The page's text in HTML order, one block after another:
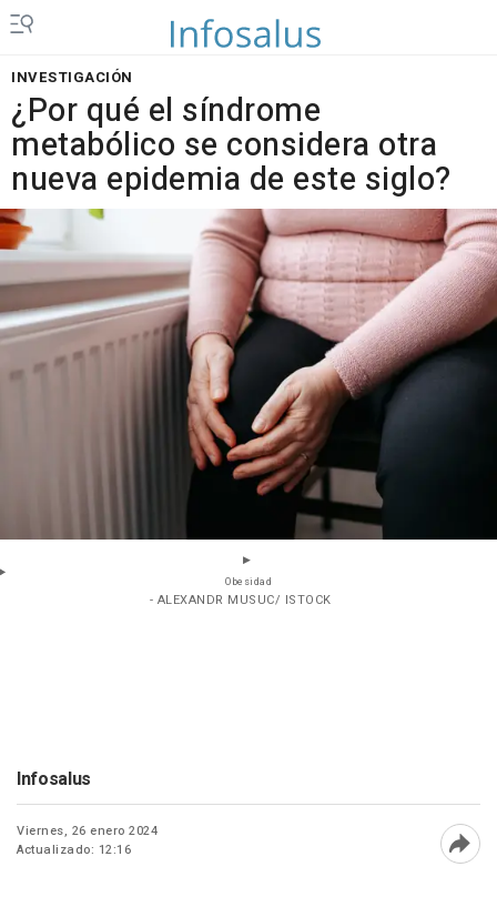
INVESTIGACIÓN
¿Por qué el síndrome
metabólico se considera otra
nueva epidemia de este siglo?
Obesidad
- ALEXANDR MUSUC/ ISTOCK
Infosalus
Viernes, 26 enero 2024
Actualizado: 12:16